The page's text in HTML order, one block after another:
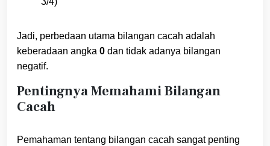
Jadi, perbedaan utama bilangan cacah adalah
keberadaan angka 0 dan tidak adanya bilangan
negatif.
Pentingnya Memahami Bilangan
Cacah
Pemahaman tentang bilangan cacah sangat penting